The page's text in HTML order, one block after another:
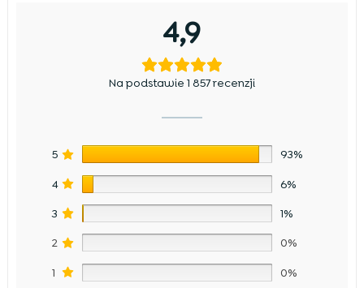
4,9
Na podstawie 1 857 recenzji
5 93%
4 6%
3 1%
2 0%
1 0%